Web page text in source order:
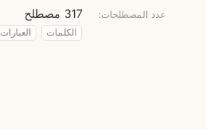
عدد المصطلحات: 317 مصطلح
الكلمات العبارات